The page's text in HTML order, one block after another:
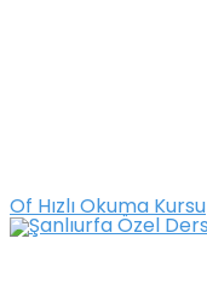
Of Hızlı Okuma Kursu